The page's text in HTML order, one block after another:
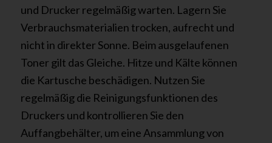
und Drucker regelmäßig warten. Lagern Sie
Verbrauchsmaterialien trocken, aufrecht und
nicht in direkter Sonne. Beim ausgelaufenen
Toner gilt das Gleiche. Hitze und Kälte können
die Kartusche beschädigen. Nutzen Sie
regelmäßig die Reinigungsfunktionen des
Druckers und kontrollieren Sie den
Auffangbehälter, um eine Ansammlung von